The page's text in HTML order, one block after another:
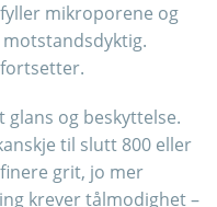
mikroporene og
og beskyttelse.
til slutt 800 eller
grit, jo mer
krever tålmodighet –